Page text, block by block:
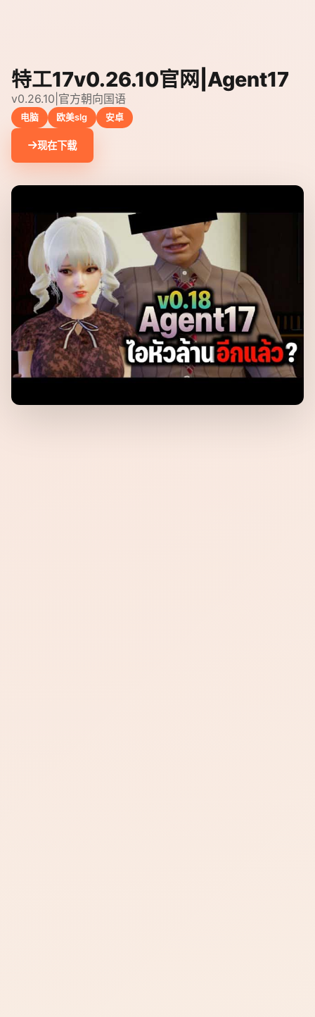
特工17v0.26.10官网|Agent17
v0.26.10|官方朝向国语
电脑 欧美slg 安卓
现在下载